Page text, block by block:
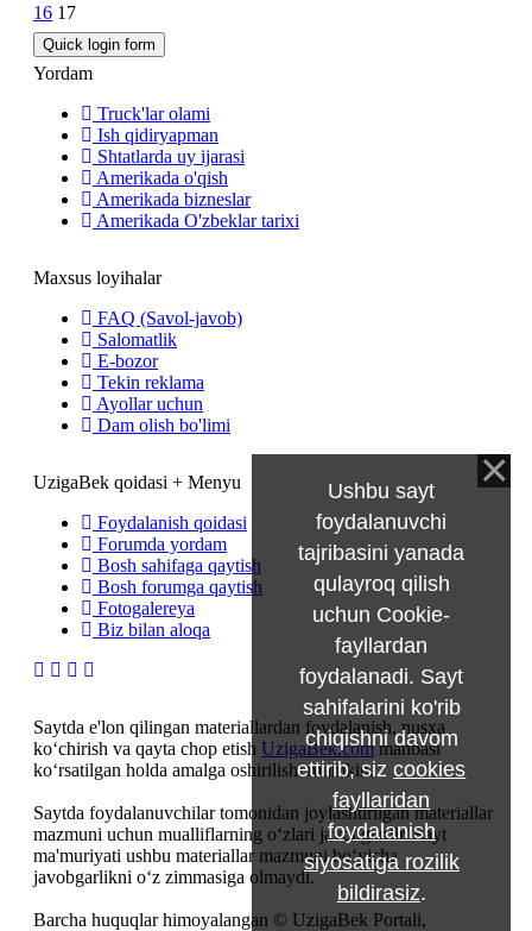
16 17
Yordam
Truck'lar olami
Ish qidiryapman
Shtatlarda uy ijarasi
Amerikada o'qish
Amerikada bizneslar
Amerikada O'zbeklar tarixi
Maxsus loyihalar
FAQ (Savol-javob)
Salomatlik
E-bozor
Tekin reklama
Ayollar uchun
Dam olish bo'limi
UzigaBek qoidasi + Menyu
Foydalanish qoidasi
Forumda yordam
Bosh sahifaga qaytish
Bosh forumga qaytish
Fotogalereya
Biz bilan aloqa
Saytda e'lon qilingan materiallardan foydalanish, nusxa
ko‘chirish va qayta chop etish UzigaBek.commanbasi
ko‘rsatilgan holda amalga oshirilishi mumkin.
Saytda foydalanuvchilar tomonidan joylashtirilgan materiallar
mazmuni uchun mualliflarning o‘zlari javobgardir. Sayt
ma'muriyati ushbu materiallar mazmuni bo‘yicha
javobgarlikni o‘z zimmasiga olmaydi.
Barcha huquqlar himoyalangan © UzigaBek Portali,
Ushbu sayt
foydalanuvchi
tajribasini yanada
qulayroq qilish
uchun Cookie-
fayllardan
foydalanadi. Sayt
sahifalarini ko'rib
chiqishni davom
ettirib, sizcookies
fayllaridan
foydalanish
siyosatiga rozilik
bildirasiz.